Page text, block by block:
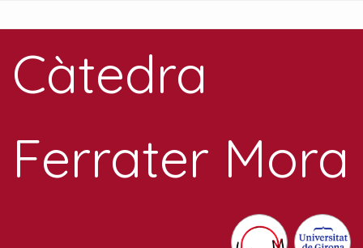
Càtedra
Ferrater Mora